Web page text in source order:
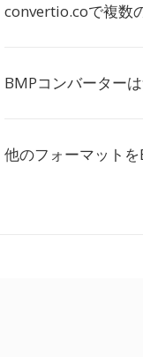
convertio.coで複数
BMPコンバーター
他のフォーマット